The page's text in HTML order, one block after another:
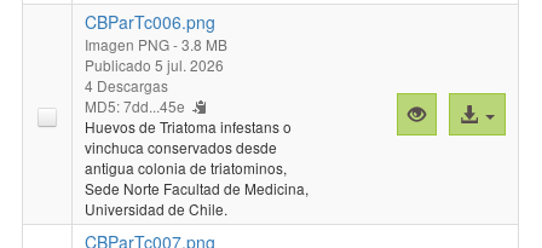
CBParTc006.png
Imagen PNG- 3.8 MB
Publicado 5 jul. 2026
4 Descargas
MD5: 7dd...45e
Huevos de Triatoma infestans o
vinchuca conservados desde
antigua colonia de triatominos,
Sede Norte Facultad de Medicina,
Universidad de Chile.
Vista
previa
Acceso
al
CBParTc007.png